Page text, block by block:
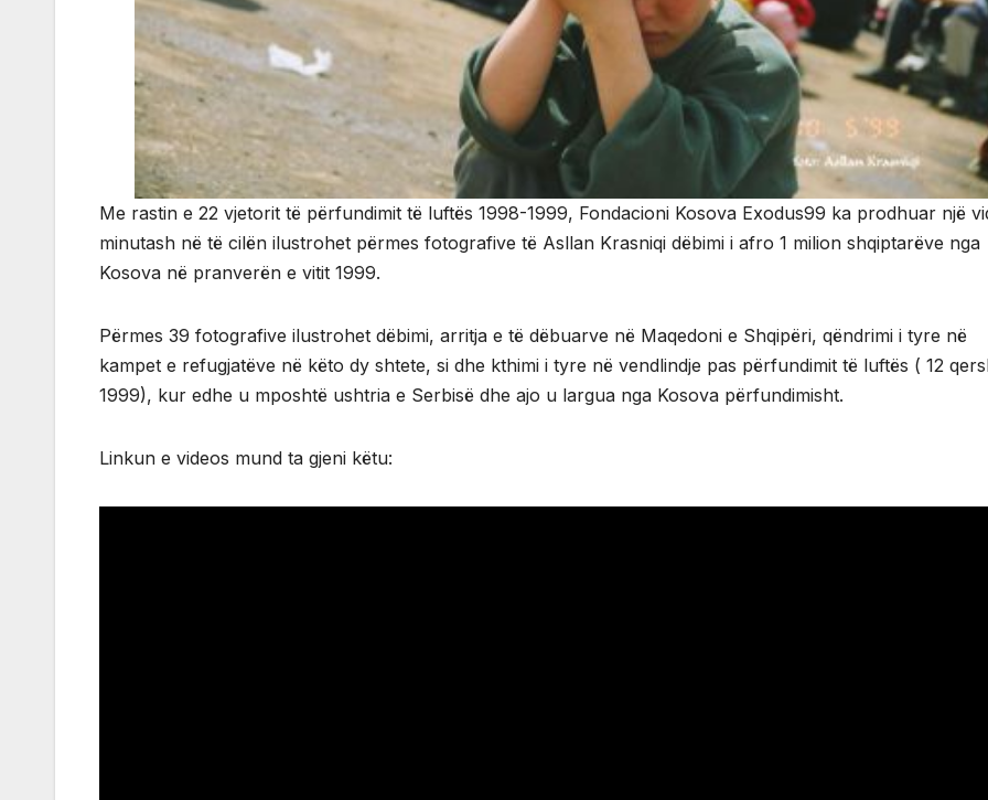
Me rastin e 22 vjetorit të përfundimit të luftës 1998-1999, Fondacioni Kosova Exodus99 ka prodhuar një
minutash në të cilën ilustrohet përmes fotografive të Asllan Krasniqi dëbimi i afro 1 milion shqiptarëve nga
Kosova në pranverën e vitit 1999.
Përmes 39 fotografive ilustrohet dëbimi, arritja e të dëbuarve në Maqedoni e Shqipëri, qëndrimi i tyre në
kampet e refugjatëve në këto dy shtete, si dhe kthimi i tyre në vendlindje pas përfundimit të luftës ( 12
1999), kur edhe u mposhtë ushtria e Serbisë dhe ajo u largua nga Kosova përfundimisht.
Linkun e videos mund ta gjeni këtu: